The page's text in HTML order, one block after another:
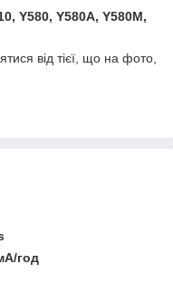
Y580, Y580A, Y580M,
від тієї, що на фото,
год